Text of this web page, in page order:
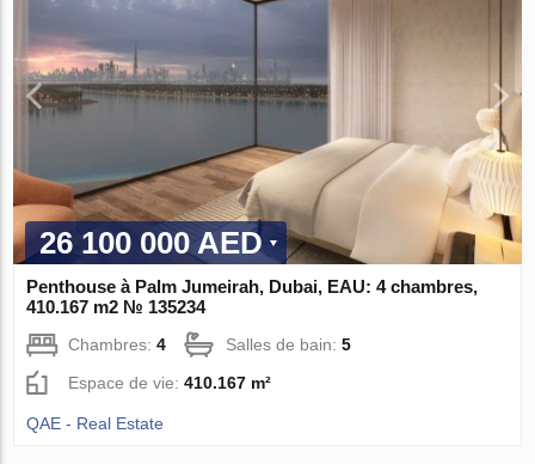
26 100 000 AED
Penthouse à Palm Jumeirah, Dubai, EAU: 4 chambres,
410.167 m2 № 135234
Chambres:4 Salles de bain:5
Espace de vie:410.167 m²
QAE - Real Estate